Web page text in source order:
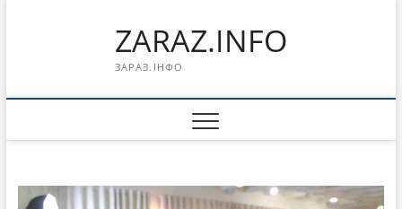
ZARAZ.INFO
ЗАРАЗ.ІНФО